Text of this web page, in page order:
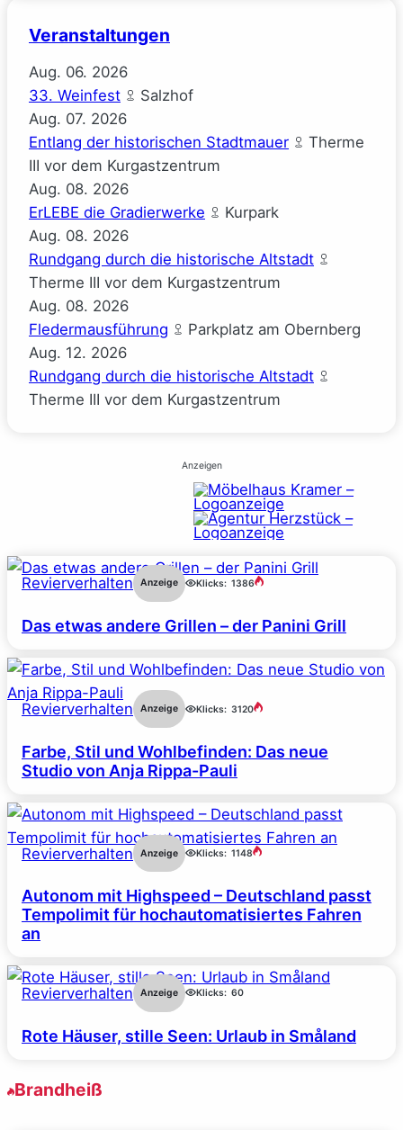
Veranstaltungen
Aug. 06. 2026
33. Weinfest
Salzhof
Aug. 07. 2026
Entlang der historischen Stadtmauer
Therme
III vor dem Kurgastzentrum
Aug. 08. 2026
ErLEBE die Gradierwerke
Kurpark
Aug. 08. 2026
Rundgang durch die historische Altstadt
Therme III vor dem Kurgastzentrum
Aug. 08. 2026
Fledermausführung
Parkplatz am Obernberg
Aug. 12. 2026
Rundgang durch die historische Altstadt
Therme III vor dem Kurgastzentrum
Anzeigen
Revierverhalten Anzeige Klicks: 1386
Das etwas andere Grillen – der Panini Grill
Revierverhalten Anzeige Klicks: 3120
Farbe, Stil und Wohlbefinden: Das neue
Studio von Anja Rippa-Pauli
Revierverhalten Anzeige Klicks: 1148
Autonom mit Highspeed – Deutschland passt
Tempolimit für hochautomatisiertes Fahren
an
Revierverhalten Anzeige Klicks: 60
Rote Häuser, stille Seen: Urlaub in Småland
Brandheiß